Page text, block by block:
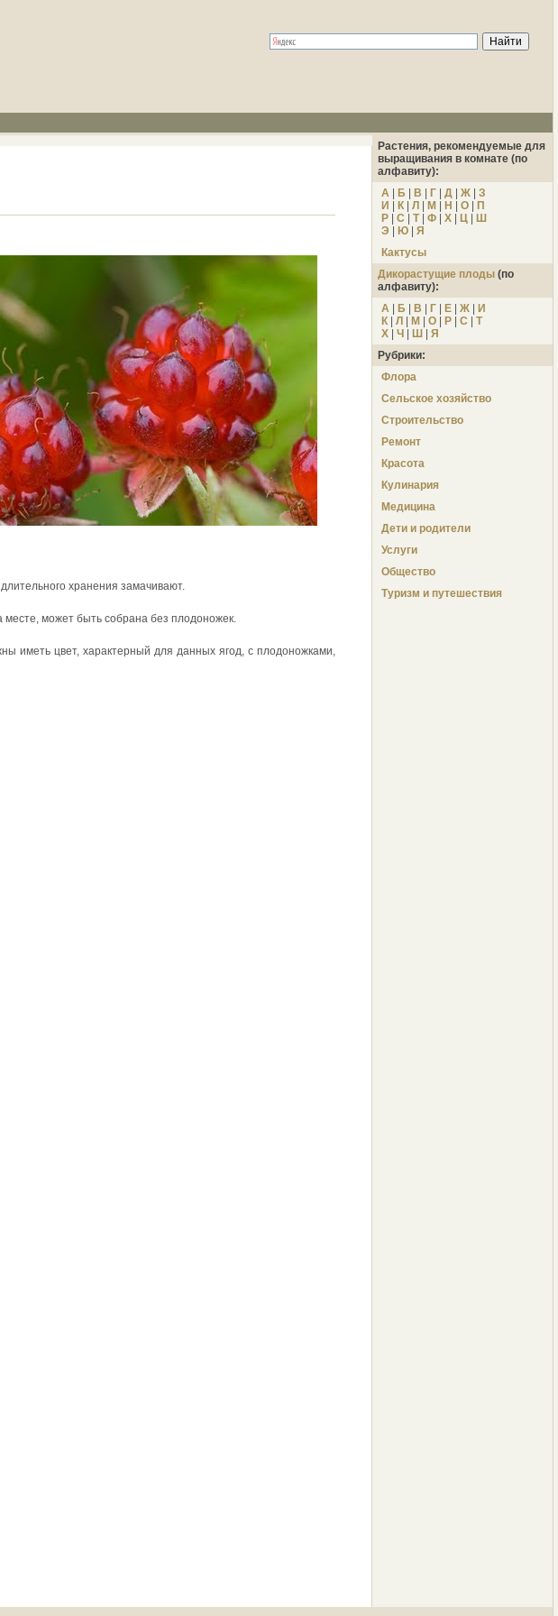
Растения, рекомендуемые для
выращивания в комнате (по
алфавиту):
А
Б В Г Д Ж
З
И
К Л М Н О
П
Р
С Т| Ф Х Ц
Ш
Э
Ю
Я
Кактусы
Дикорастущие плоды (по
алфавиту):
А
Б В Г Е Ж
И
К
Л М О Р С
Т
Х
Ч Ш
Я
Рубрики:
Флора
Сельское хозяйство
Строительство
Ремонт
Красота
Кулинария
Медицина
Дети и родители
Услуги
Общество
Туризм и путешествия
хранения замачивают.
может быть собрана без плодоножек.
иметь цвет, характерный для данных ягод, с плодоножками,